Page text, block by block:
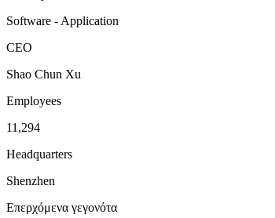
Software - Application
CEO
Shao Chun Xu
Employees
11,294
Headquarters
Shenzhen
Επερχόμενα γεγονότα